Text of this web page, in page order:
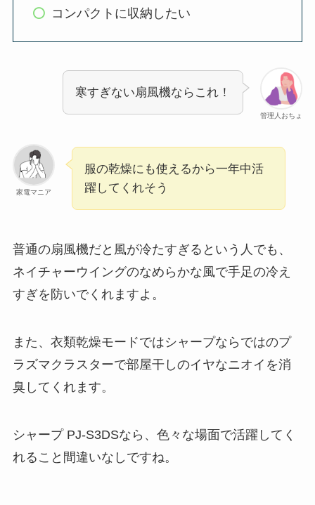
コンパクトに収納したい
管理人おちょ
寒すぎない扇風機ならこれ！
家電マニア
服の乾燥にも使えるから一年中活
躍してくれそう
普通の扇風機だと風が冷たすぎるという人でも、
ネイチャーウイングのなめらかな風で手足の冷え
すぎを防いでくれますよ。
また、衣類乾燥モードではシャープならではのプ
ラズマクラスターで部屋干しのイヤなニオイを消
臭してくれます。
シャープ PJ-S3DSなら、色々な場面で活躍してく
れること間違いなしですね。